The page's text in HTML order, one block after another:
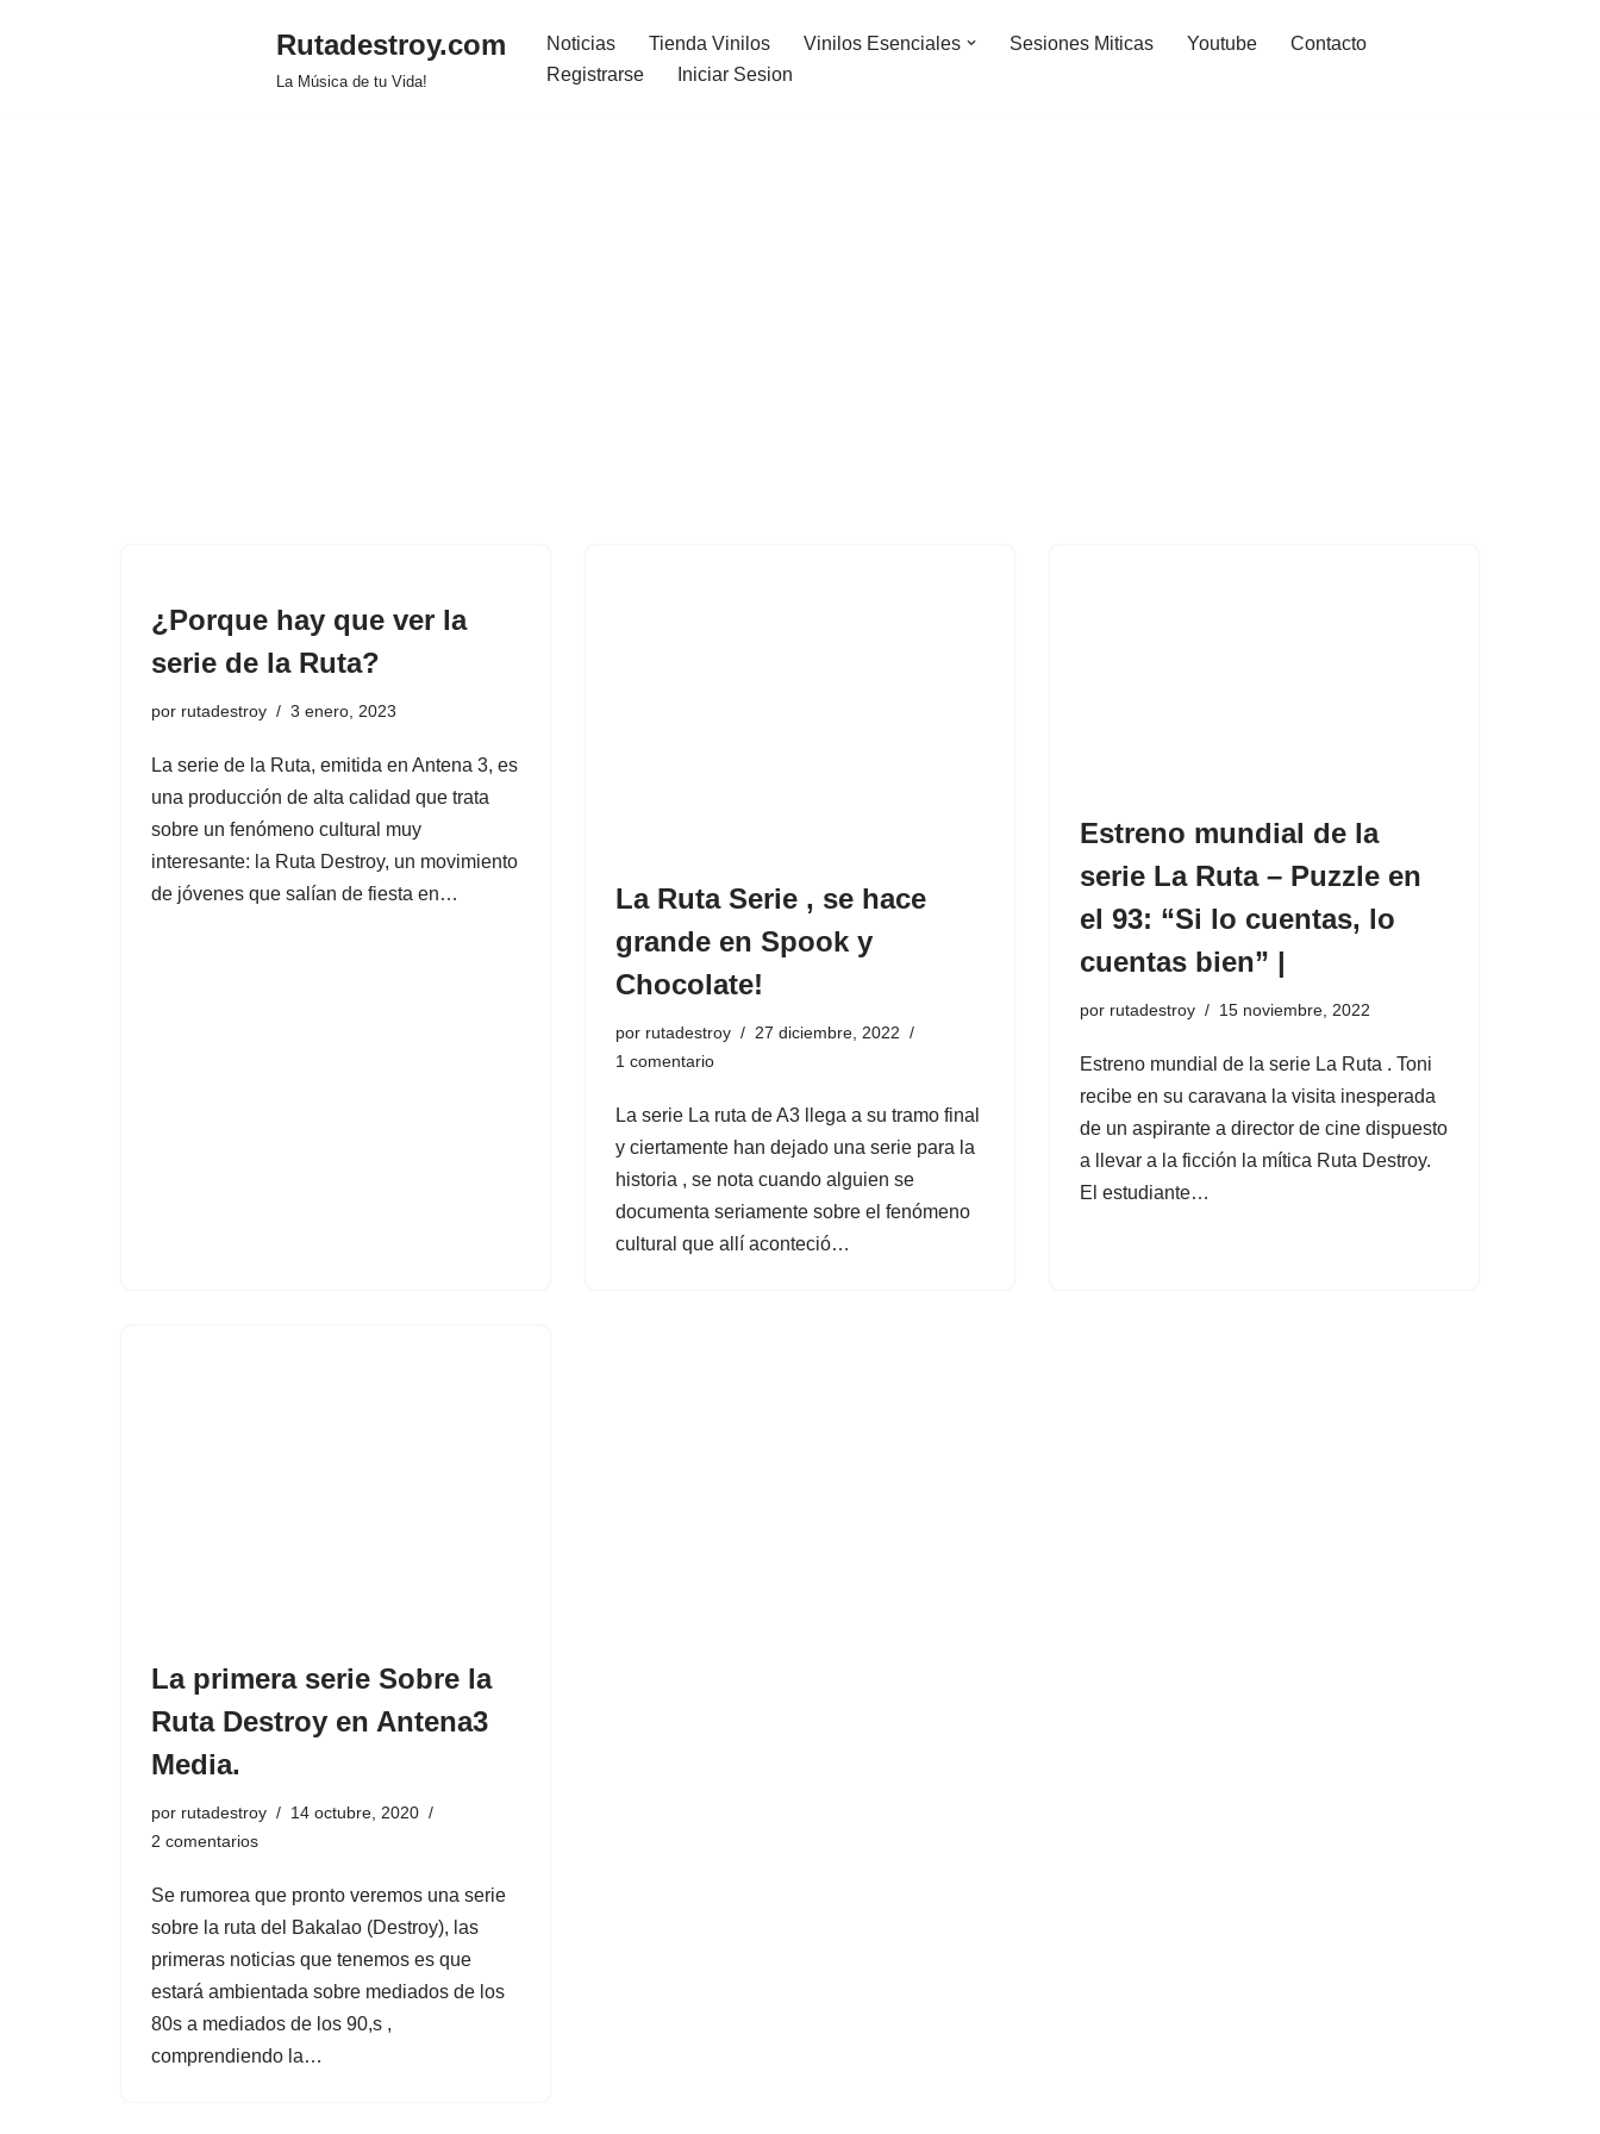
Rutadestroy.com
La Música de tu Vida!
Noticias Tienda Vinilos Vinilos Esenciales Sesiones Miticas Youtube
Contacto
Registrarse
Iniciar Sesion
¿Porque hay que ver la
serie de la Ruta?
por rutadestroy 3 enero, 2023
La serie de la Ruta, emitida en Antena 3, es
una producción de alta calidad que trata
sobre un fenómeno cultural muy
interesante: la Ruta Destroy, un movimiento
de jóvenes que salían de fiesta en…
La Ruta Serie , se hace
grande en Spook y
Chocolate!
por rutadestroy
27 diciembre, 2022
1 comentario
La serie La ruta de A3 llega a su tramo final
y ciertamente han dejado una serie para la
historia , se nota cuando alguien se
documenta seriamente sobre el fenómeno
cultural que allí aconteció…
Estreno mundial de la
serie La Ruta – Puzzle en
el 93: “Si lo cuentas, lo
cuentas bien” |
por rutadestroy 15 noviembre, 2022
Estreno mundial de la serie La Ruta . Toni
recibe en su caravana la visita inesperada
de un aspirante a director de cine dispuesto
a llevar a la ficción la mítica Ruta Destroy.
El estudiante…
La primera serie Sobre la
Ruta Destroy en Antena3
Media.
por rutadestroy
14 octubre, 2020
2 comentarios
Se rumorea que pronto veremos una serie
sobre la ruta del Bakalao (Destroy), las
primeras noticias que tenemos es que
estará ambientada sobre mediados de los
80s a mediados de los 90,s ,
comprendiendo la…